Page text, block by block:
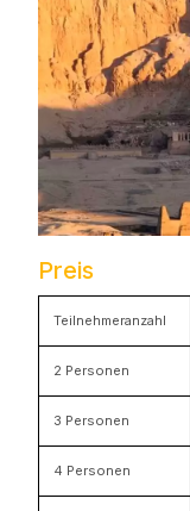
Preis
Teilnehmeranzahl
2 Personen
3 Personen
4 Personen